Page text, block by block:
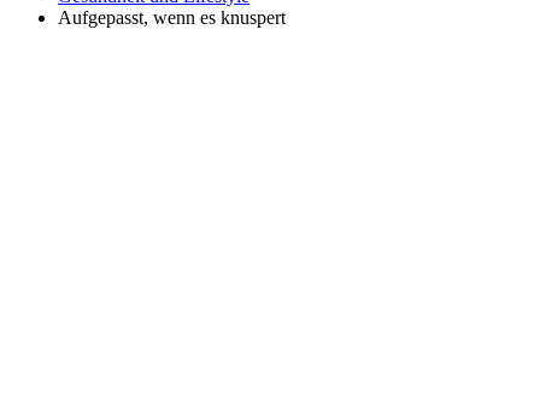
Aufgepasst, wenn es knuspert